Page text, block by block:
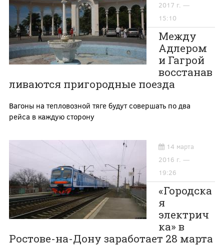
2017 г. —
15:10
Между
Адлером
и Гагрой
восстанав
ливаются пригородные поезда
Вагоны на тепловозной тяге будут совершать по два
рейса в каждую сторону
14 марта
2016 г. —
19:26
«Городска
я
электрич
ка» в
Ростове-на-Дону заработает 28 марта